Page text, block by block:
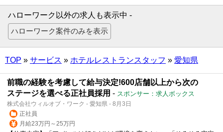
ハローワーク以外の求人も表示中 -
TOP » サービス » ホテルレストランスタッフ » 愛知県
前職の経験を考慮して給与決定!600店舗以上から次の
ステージを選べる正社員採用 - スポンサー：求人ボックス
株式会社ウィルオブ・ワーク - 愛知県 - 8月3日
正社員
月給23万円～25万円